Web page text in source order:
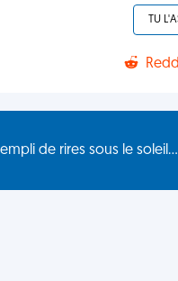
TU
de rires sous le